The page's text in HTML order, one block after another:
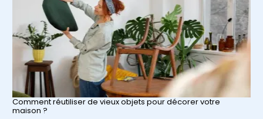
Comment réutiliser de vieux objets pour décorer votre
maison ?